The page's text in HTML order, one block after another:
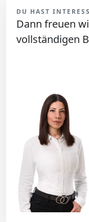
DU HAST
Dann freuen
vollständigen